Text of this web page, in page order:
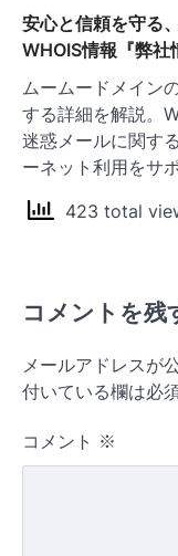
安心と信頼を守る
WHOIS情報『弊社
ムームードメイン
する詳細を解説。
迷惑メールに関す
ーネット利用をサ
423 total
コメントを残
メールアドレスが
付いている欄は必
コメント ※